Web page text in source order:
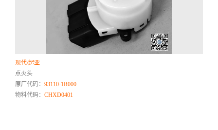
现代/起亚
点火头
原厂代码：93110-1R000
物料代码：CHXD0401